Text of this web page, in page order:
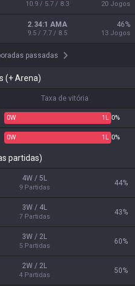
10.9 / 5.7 / 8.3 20 Jogos
2.34:1 AMA
9.5 / 7.7 / 8.5
46%
13 Jogos
passadas
(+ Arena)
Taxa de vitória
0W 1 L 0%
0W 1 L 0%
partidas)
4W / 5L
9 Partidas
44%
3W / 4L
7 Partidas
43%
3W / 2L
5 Partidas
60%
2W / 2L
4 Partidas
50%